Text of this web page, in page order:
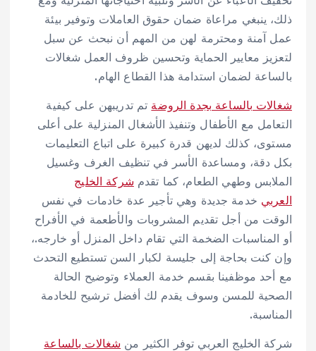
ذلك، ينبغي مراعاة ضمان حقوق العاملات وتوفير بيئة
عمل آمنة ومحترمة لهن من المهم أن نبحث عن سبل
لتعزيز معايير الحماية وتحسين ظروف العمل شغالات
بالساعة لضمان استدامة هذا القطاع الهام.
شغالات بالساعة بجدة الروضة تم تدريبهن على كيفية
التعامل مع الأطفال وتنفيذ الأشغال المنزلية على أعلى
مستوى، كذلك لديهن قدرة كبيرة على اتباع التعليمات
بكل دقة، ومساعدة الأسر في تنظيف الغرف وغسيل
الملابس وطهي الطعام، كما تقدم شركة الخليج
العربي خدمة جديدة وهي تأجير عدة خادمات في نفس
الوقت من أجل تقديم المشروبات والأطعمة في الأفراح
أو المناسبات الضخمة التي تقام داخل المنزل أو خارجه.،
وإن كنت بحاجة إلى جليسة لكبار السن تستطيع التحدث
مع أحد موظفينا بقسم خدمة العملاء وتوضيح الحالة
الصحية للمسن وسوف يقدم لك أفضل ترشيح للخادمة
المناسبة.
شركة الخليج العربي توفر الكثير من شغالات بالساعة